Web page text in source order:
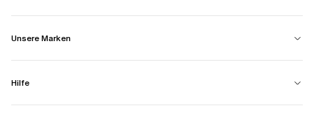
Unsere Marken
Hilfe